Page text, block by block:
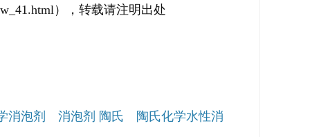
），转载请注明出处
消泡剂 消泡剂 陶氏 陶氏化学水性消